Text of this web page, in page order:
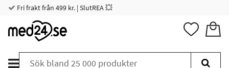
Fri frakt från 499 kr. | SlutREA 💥